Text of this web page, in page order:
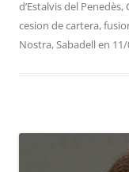
d’Estalvis del Penedès,
cesion de cartera,
Nostra,Sabadellen